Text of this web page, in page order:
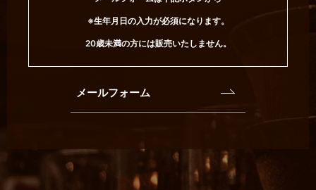
※生年月日の入力が必須になります。
20歳未満の方には販売いたしません。
メールフォーム